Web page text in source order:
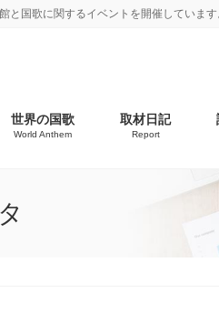
国歌に関するイベントを開催しています
世界の国歌
World Anthem
取材日記
Report